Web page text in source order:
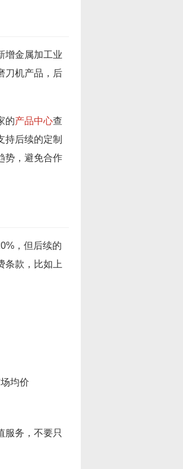
增金属加工业
刀机产品，后
的产品中心查
持后续的定制
势，避免合作
，但后续的
条款，比如上
均价
服务，不要只